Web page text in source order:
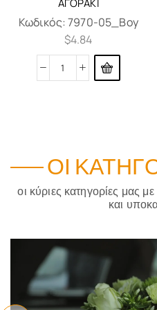
Κωδικός:7970-05_Boy
$4.84
ΟΙ
οι κύριες κατηγορίες μας
και